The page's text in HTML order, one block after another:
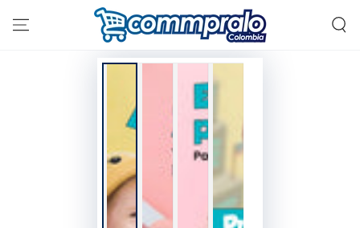
CONTENIDO
INFORMACIÓN DEL